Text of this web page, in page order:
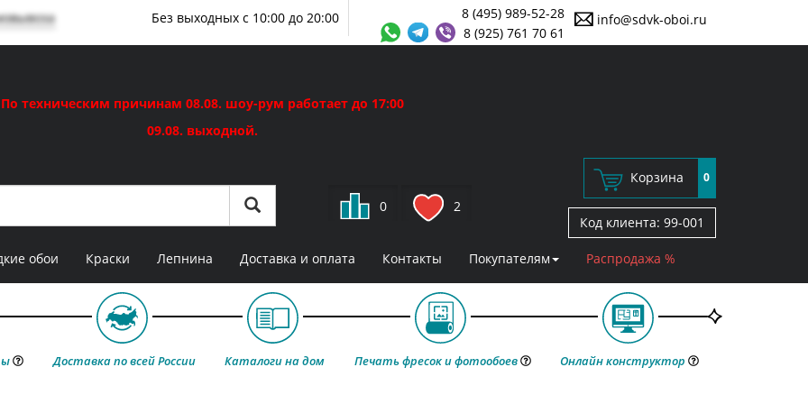
info@sdvk-oboi.ru
8 (495) 989-52-28
8 (925) 761 70 61
Без выходных с 10:00 до 20:00
По техническим причинам 08.08. шоу-рум работает до 17:00
09.08. выходной.
0 2
Корзина 0
Код клиента: 99-001
обои Краски Лепнина Доставка и оплата Контакты Покупателям Распродажа %
Доставка по всей России Каталоги на дом Печать фресок и фотообоев Онлайн конструктор